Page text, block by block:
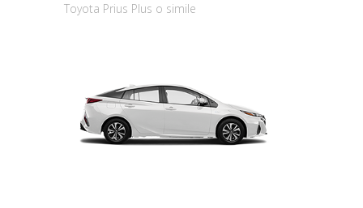
Toyota Prius Plus o simile